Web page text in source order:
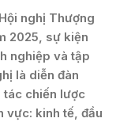
nghị Thượng
2025, sự kiện
nghiệp và tập
là diễn đàn
tác chiến lược
vực: kinh tế, đầu